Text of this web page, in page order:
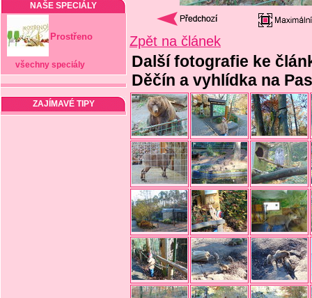
NAŠE SPECIÁLY
Prostřeno
všechny speciály
ZAJÍMAVÉ TIPY
Zpět na článek
Další fotografie ke
Děčín a vyhlídka na